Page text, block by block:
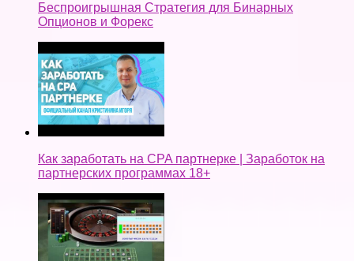
Беспроигрышная Стратегия для Бинарных
Опционов и Форекс
Как заработать на CPA партнерке | Заработок на
партнерских программах 18+